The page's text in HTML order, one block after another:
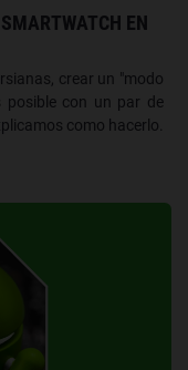
EN
crear un "modo
posible con un par de
como hacerlo.